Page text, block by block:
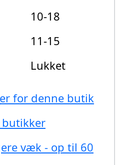
10-18
11-15
Lukket
for denne butik
væk - op til 60